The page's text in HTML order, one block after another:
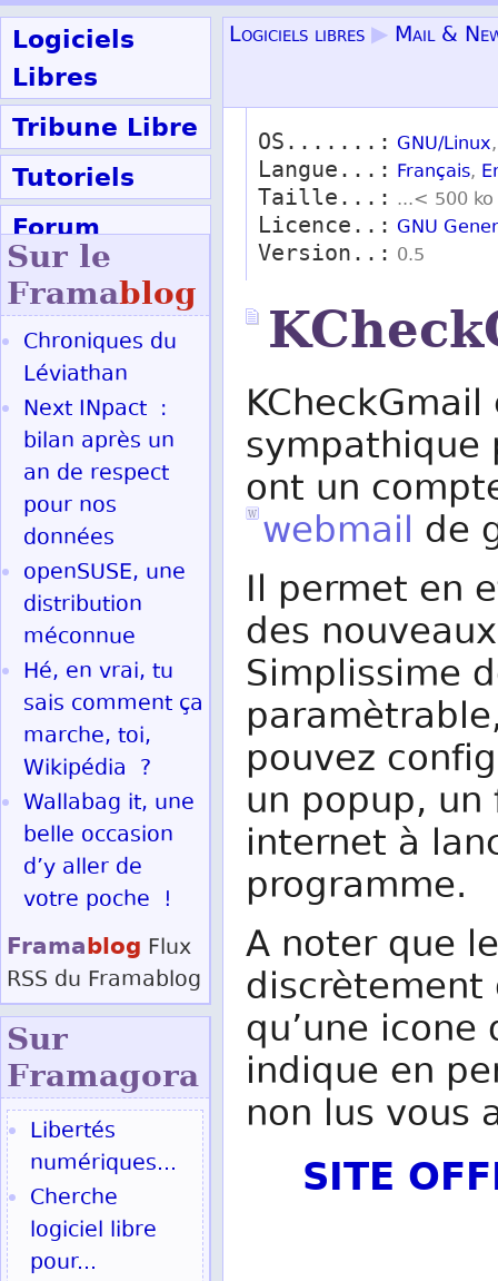
Logiciels
Libres
Tribune Libre
Tutoriels
Forum
Participer
Logiciels libres ▶ Mail &
OS.......: GNU/Linux
Langue...: Français,
Taille...: ...< 500 ko
Licence..: GNU
Version..: 0.5
sympathique
ont un
webmail de
Il permet en
des
Simplissime
pouvez
un popup,
internet à
programme.
A noter que
qu’une
indique en
non lus vous
SITE
Sur le
Framablog
Chroniques du
Léviathan
Next INpact :
bilan après un
an de respect
pour nos
données
openSUSE, une
distribution
méconnue
Hé, en vrai, tu
sais comment ça
marche, toi,
Wikipédia ?
Wallabag it, une
belle occasion
d’y aller de
votre poche !
Framablog Flux
RSS du Framablog
Sur
Framagora
Libertés
numériques...
Cherche
logiciel libre
pour...